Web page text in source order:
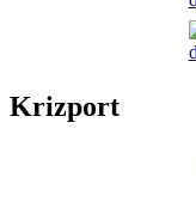
Krizport